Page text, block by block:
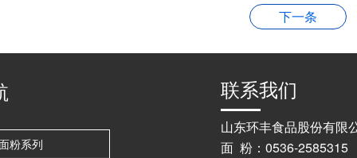
下一条
粉系列
联系我们
山东环丰食品股份有限
面 粉：0536-2585315